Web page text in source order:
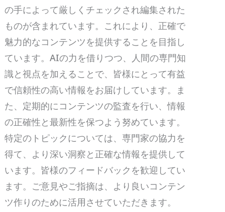
の手によって厳しくチェックされ編集された
ものが含まれています。これにより、正確で
魅力的なコンテンツを提供することを目指し
ています。AIの力を借りつつ、人間の専門知
識と視点を加えることで、皆様にとって有益
で信頼性の高い情報をお届けしています。ま
た、定期的にコンテンツの監査を行い、情報
の正確性と最新性を保つよう努めています。
特定のトピックについては、専門家の協力を
得て、より深い洞察と正確な情報を提供して
います。皆様のフィードバックを歓迎してい
ます。ご意見やご指摘は、より良いコンテン
ツ作りのために活用させていただきます。